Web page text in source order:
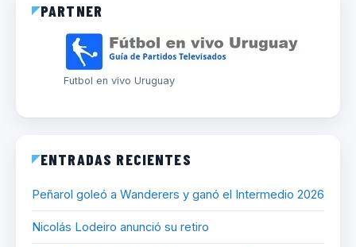
PARTNER
Futbol en vivo Uruguay
ENTRADAS RECIENTES
Peñarol goleó a Wanderers y ganó el Intermedio 2026
Nicolás Lodeiro anunció su retiro